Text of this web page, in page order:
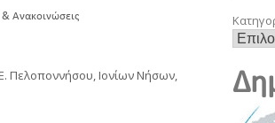
& Ανακοινώσεις
Πελοποννήσου, Ιονίων Νήσων,